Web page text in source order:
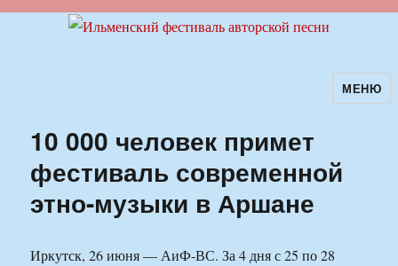
Ильменский фестиваль авторской
песни
МЕНЮ
10 000 человек примет
фестиваль современной
этно-музыки в Аршане
Иркутск, 26 июня — АиФ-ВС. За 4 дня с 25 по 28